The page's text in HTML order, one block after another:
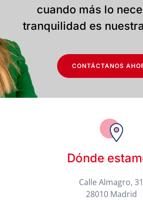
cuando más lo
tranquilidad es
CONTÁCTANOS
Dónde
Calle Almagro, 31
28010 Madrid